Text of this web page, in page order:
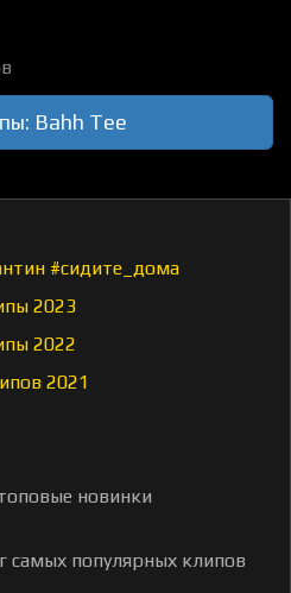
Bahh Tee
#сидите_дома
2023
2022
2021
новинки
самых популярных клипов